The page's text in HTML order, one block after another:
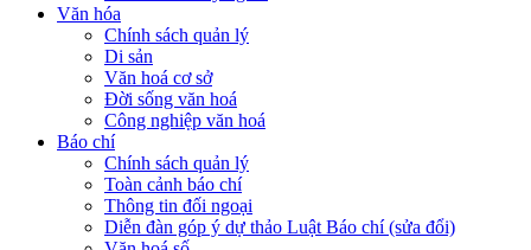
Văn hóa
Chính sách quản lý
Di sản
Văn hoá cơ sở
Đời sống văn hoá
Công nghiệp văn hoá
Báo chí
Chính sách quản lý
Toàn cảnh báo chí
Thông tin đối ngoại
Diễn đàn góp ý dự thảo Luật Báo chí (sửa đổi)